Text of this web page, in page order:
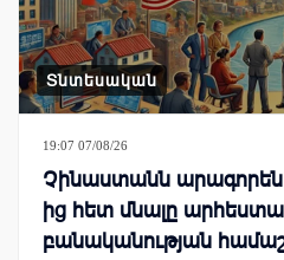
Տնտեսական
19:07 07/08/26
Չինաստանն
ից հետ մնալը
բանականության